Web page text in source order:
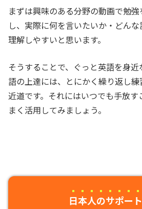
まずは興味のある分野の動画で勉
し、実際に何を言いたいか・どん
理解しやすいと思います。
そうすることで、ぐっと英語を身
語の上達には、とにかく繰り返し
近道です。それにはいつでも手放す
まく活用してみましょう。
日本人のサポー